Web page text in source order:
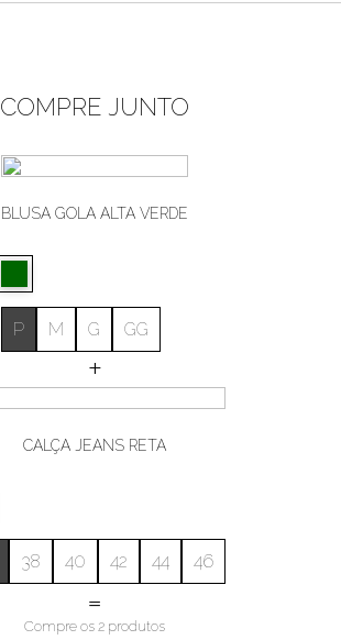
COMPRE JUNTO
BLUSA GOLA ALTA VERDE
P M G GG
+
CALÇA JEANS RETA
38 40 42 44 46
=
Compre os 2 produtos